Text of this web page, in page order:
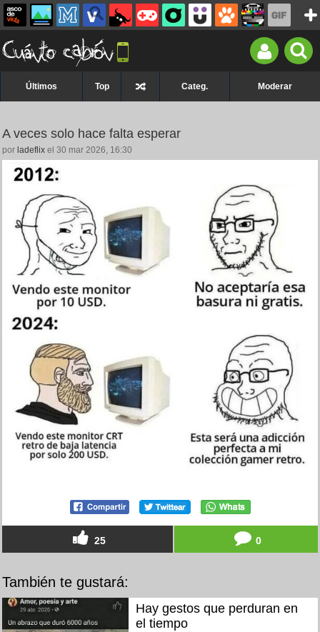
Últimos Top Categ. Moderar
A veces solo hace falta esperar
por ladeflix el 30 mar 2026, 16:30
25 0
También te gustará:
Hay gestos que perduran en
el tiempo